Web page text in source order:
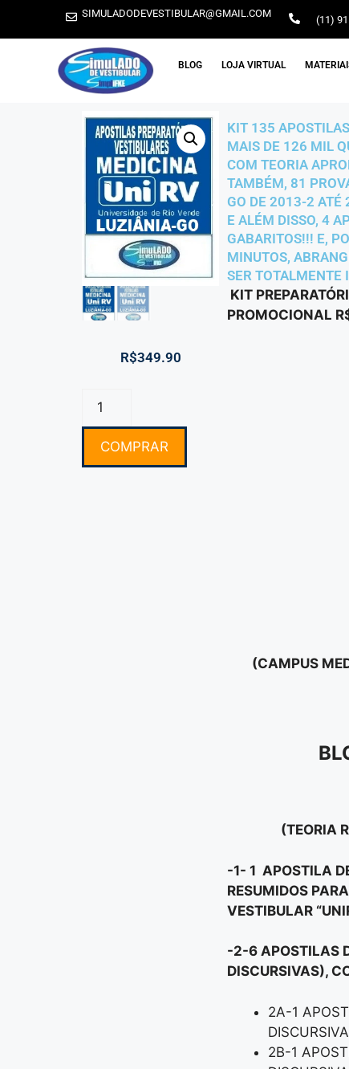
SIMULADODEVESTIBULAR@GMAIL.COM (11)
BLOG LOJA VIRTUAL
R$349.90
COMPRAR
KIT 135
MAIS DE 126 MIL
COM TEORIA
TAMBÉM, 81
GO DE 2013-2 ATÉ
E ALÉM DISSO, 4
GABARITOS!!! E,
MINUTOS,
SER TOTALMENTE
KIT
PROMOCIONAL
(CAMPUS
(TEORIA
-1- 1 APOSTILA
RESUMIDOS
VESTIBULAR
-2-6 APOSTILAS
DISCURSIVAS),
2A-1
2B-1